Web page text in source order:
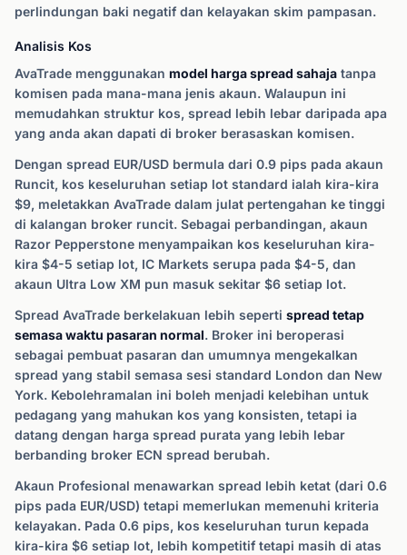
perlindungan baki negatif dan kelayakan skim pampasan.
Analisis Kos
AvaTrade menggunakan model harga spread sahaja tanpa
komisen pada mana-mana jenis akaun. Walaupun ini
memudahkan struktur kos, spread lebih lebar daripada apa
yang anda akan dapati di broker berasaskan komisen.
Dengan spread EUR/USD bermula dari 0.9 pips pada akaun
Runcit, kos keseluruhan setiap lot standard ialah kira-kira
$9, meletakkan AvaTrade dalam julat pertengahan ke tinggi
di kalangan broker runcit. Sebagai perbandingan, akaun
Razor Pepperstone menyampaikan kos keseluruhan kira-
kira $4-5 setiap lot, IC Markets serupa pada $4-5, dan
akaun Ultra Low XM pun masuk sekitar $6 setiap lot.
Spread AvaTrade berkelakuan lebih seperti spread tetap
semasa waktu pasaran normal. Broker ini beroperasi
sebagai pembuat pasaran dan umumnya mengekalkan
spread yang stabil semasa sesi standard London dan New
York. Kebolehramalan ini boleh menjadi kelebihan untuk
pedagang yang mahukan kos yang konsisten, tetapi ia
datang dengan harga spread purata yang lebih lebar
berbanding broker ECN spread berubah.
Akaun Profesional menawarkan spread lebih ketat (dari 0.6
pips pada EUR/USD) tetapi memerlukan memenuhi kriteria
kelayakan. Pada 0.6 pips, kos keseluruhan turun kepada
kira-kira $6 setiap lot, lebih kompetitif tetapi masih di atas